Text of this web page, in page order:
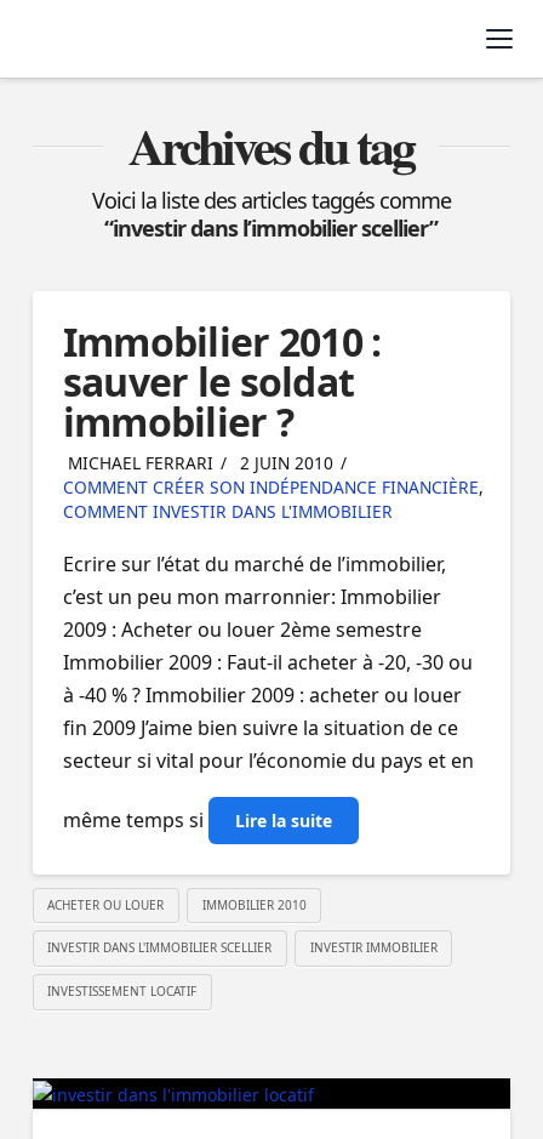
Archives du tag
Voici la liste des articles taggés comme
“investir dans l’immobilier scellier”
Immobilier 2010 :
sauver le soldat
immobilier ?
MICHAEL FERRARI
2 JUIN 2010
COMMENT CRÉER SON INDÉPENDANCE FINANCIÈRE,
COMMENT INVESTIR DANS L'IMMOBILIER
Ecrire sur l’état du marché de l’immobilier,
c’est un peu mon marronnier: Immobilier
2009 : Acheter ou louer 2ème semestre
Immobilier 2009 : Faut-il acheter à -20, -30 ou
à -40 % ? Immobilier 2009 : acheter ou louer
fin 2009 J’aime bien suivre la situation de ce
secteur si vital pour l’économie du pays et en
même temps si Lire la suite
ACHETER OU LOUER IMMOBILIER 2010
INVESTIR DANS L'IMMOBILIER SCELLIER INVESTIR IMMOBILIER
INVESTISSEMENT LOCATIF